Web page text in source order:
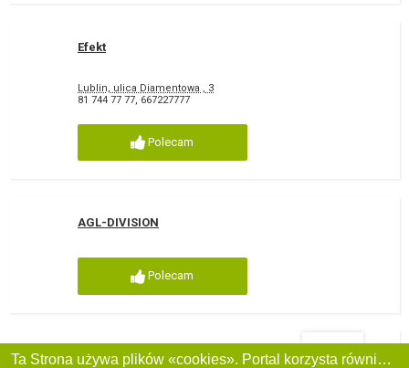
Efekt
Lublin, ulica Diamentowa , 3
81 744 77 77, 667227777
Polecam
AGL-DIVISION
Polecam
Wholesale toys and art. school and office GA-BO
Filtry
Ta Strona używa plików «cookies». Portal korzysta również z serwisu internetowego do zbierania danych technicznych o odwiedzających w celu uzyskania informacji marketingowych i statystycznych. Warunki przetwarzania danych odwiedzających Stronę, patrz: